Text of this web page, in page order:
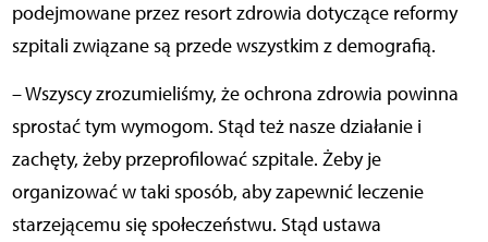
podejmowane przez resort zdrowia dotyczące reformy
szpitali związane są przede wszystkim z demografią.
– Wszyscy zrozumieliśmy, że ochrona zdrowia powinna
sprostać tym wymogom. Stąd też nasze działanie i
zachęty, żeby przeprofilować szpitale. Żeby je
organizować w taki sposób, aby zapewnić leczenie
starzejącemu się społeczeństwu. Stąd ustawa